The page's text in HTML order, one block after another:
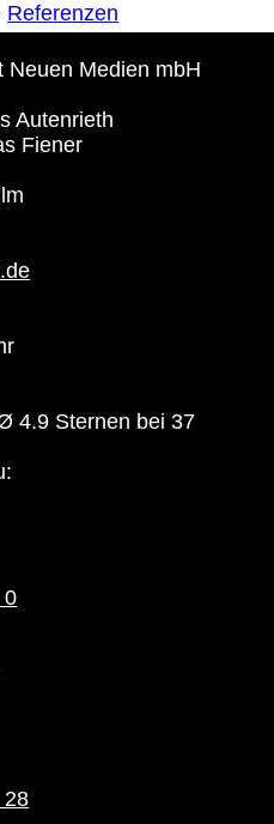
Referenzen
Neuen Medien mbH
Autenrieth
Fiener
4.9 Sternen bei 37
0
28